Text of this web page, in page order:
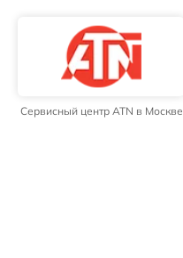
Сервисный центр ATN в Москве